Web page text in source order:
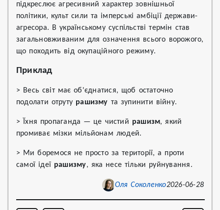
підкреслює агресивний характер зовнішньої
політики, культ сили та імперські амбіції держави-
агресора. В українському суспільстві термін став
загальновживаним для означення всього ворожого,
що походить від окупаційного режиму.
Приклад
> Весь світ має об'єднатися, щоб остаточно
подолати отруту рашизму та зупинити війну.
> Їхня пропаганда — це чистий рашизм, який
промиває мізки мільйонам людей.
> Ми боремося не просто за території, а проти
самої ідеї рашизму, яка несе тільки руйнування.
Оля Соколенко2026-06-28